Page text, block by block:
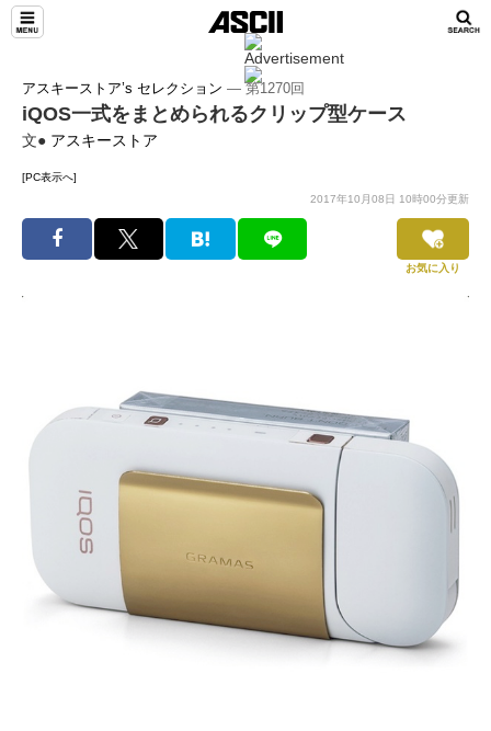
アスキーストア’s セレクション ― 第1270回
iQOS一式をまとめられるクリップ型ケース
文● アスキーストア
[PC表示へ]
2017年10月08日 10時00分更新
お気に入り